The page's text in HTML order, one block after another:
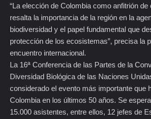
“La elección de Colombia como anfitrión de
resalta la importancia de la región en la
biodiversidad y el papel fundamental que
protección de los ecosistemas”, precisa la
encuentro internacional.
La 16ª Conferencia de las Partes de la
Diversidad Biológica de las Naciones
considerado el evento más importante que
Colombia en los últimos 50 años. Se
15.000 asistentes, entre ellos, 12 jefes de